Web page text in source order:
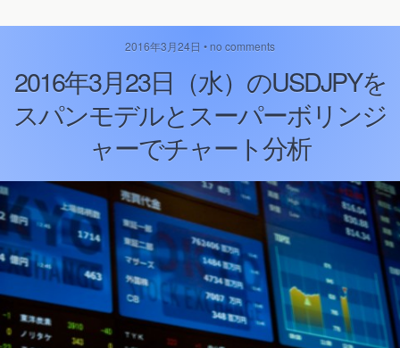
2016年3月24日 • no comments
2016年3月23日（水）のUSDJPYを
スパンモデルとスーパーボリンジ
ャーでチャート分析